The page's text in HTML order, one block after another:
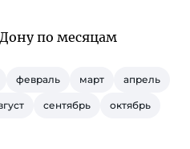
по месяцам
февраль март апрель
сентябрь октябрь